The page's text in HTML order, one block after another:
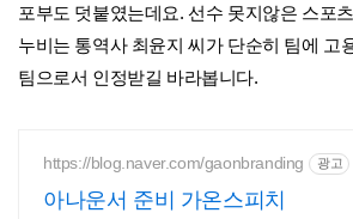
포부도 덧붙였는데요. 선수 못지않은 스포
누비는 통역사 최윤지 씨가 단순히 팀에 고
팀으로서 인정받길 바라봅니다.
https://blog.naver.com/gaonbranding 광고
아나운서 준비 가온스피치